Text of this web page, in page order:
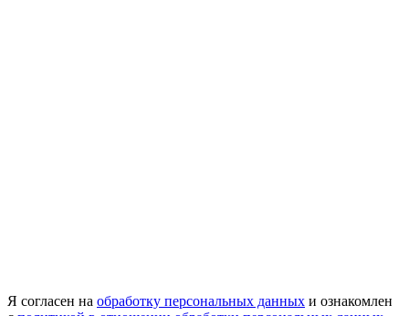
Я согласен на обработку персональных данных и ознакомлен